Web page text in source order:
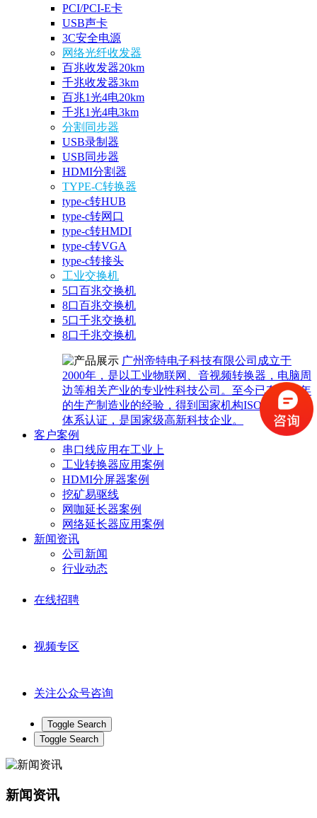
PCI/PCI-E卡
USB声卡
3C安全电源
网络光纤收发器
百兆收发器20km
千兆收发器3km
百兆1光4电20km
千兆1光4电3km
分割同步器
USB录制器
USB同步器
HDMI分割器
TYPE-C转换器
type-c转HUB
type-c转网口
type-c转HMDI
type-c转VGA
type-c转接头
工业交换机
5口百兆交换机
8口百兆交换机
5口千兆交换机
8口千兆交换机
广州帝特电子科技有限公司成立于
2000年，是以工业物联网、音视频转换器，电脑周
边等相关产业的专业性科技公司。至今已有20多年
的生产制造业的经验，得到国家机构ISO2008质量
体系认证，是国家级高新科技企业。
客户案例
串口线应用在工业上
工业转换器应用案例
HDMI分屏器案例
挖矿易驱线
网咖延长器案例
网络延长器应用案例
新闻资讯
公司新闻
行业动态
在线招聘
视频专区
关注公众号咨询
Toggle Search
Toggle Search
新闻资讯